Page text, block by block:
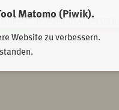
Matomo (Piwik).
Website zu verbessern.
MÜNCHNER PLATZ DRESDEN